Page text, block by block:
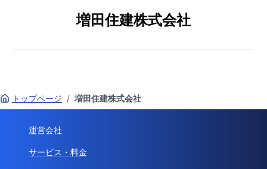
増田住建株式会社
トップページ / 増田住建株式会社
運営会社
サービス・料金